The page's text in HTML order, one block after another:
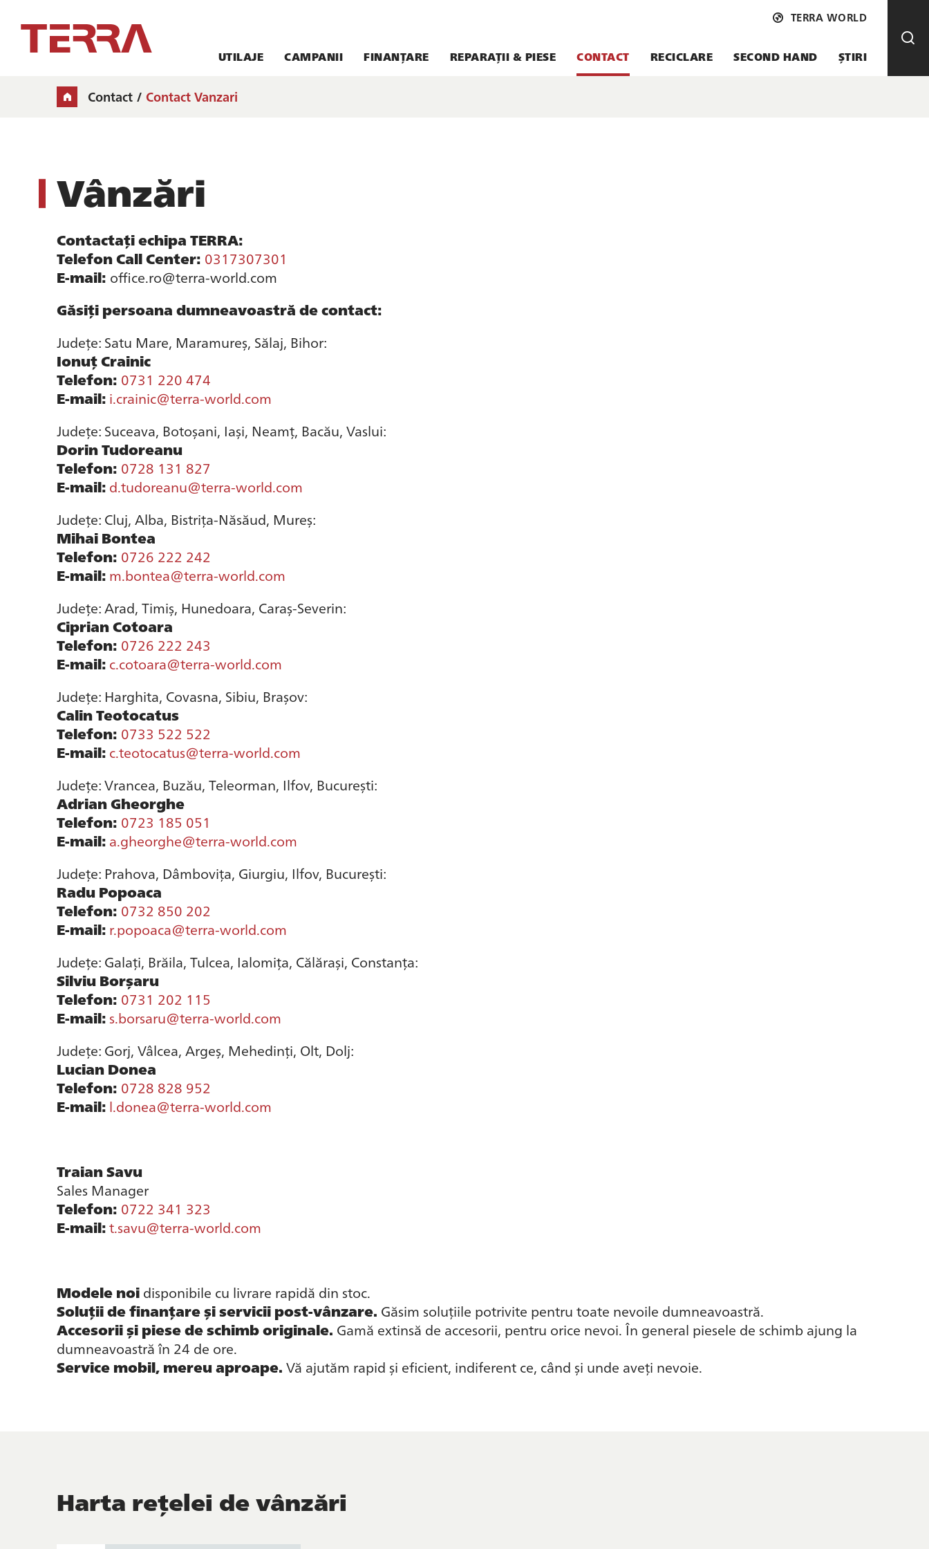
UTILAJE CAMPANII FINANȚARE REPARAȚII & PIESE CONTACT RECICLARE SECOND HAND ȘTIRI
TERRA WORLD
Contact Contact Vanzari
Vânzări
Contactați echipa TERRA:
Telefon Call Center: 0317307301
E-mail: office.ro@terra-world.com
Găsiți persoana dumneavoastră de contact:
Județe: Satu Mare, Maramureș, Sălaj, Bihor:
Ionuț Crainic
Telefon: 0731 220 474
E-mail: i.crainic@terra-world.com
Județe: Suceava, Botoșani, Iași, Neamț, Bacău, Vaslui:
Dorin Tudoreanu
Telefon: 0728 131 827
E-mail: d.tudoreanu@terra-world.com
Județe: Cluj, Alba, Bistrița-Năsăud, Mureș:
Mihai Bontea
Telefon: 0726 222 242
E-mail: m.bontea@terra-world.com
Județe: Arad, Timiș, Hunedoara, Caraș-Severin:
Ciprian Cotoara
Telefon: 0726 222 243
E-mail: c.cotoara@terra-world.com
Județe: Harghita, Covasna, Sibiu, Brașov:
Calin Teotocatus
Telefon: 0733 522 522
E-mail: c.teotocatus@terra-world.com
Județe: Vrancea, Buzău, Teleorman, Ilfov, București:
Adrian Gheorghe
Telefon: 0723 185 051
E-mail: a.gheorghe@terra-world.com
Județe: Prahova, Dâmbovița, Giurgiu, Ilfov, București:
Radu Popoaca
Telefon: 0732 850 202
E-mail: r.popoaca@terra-world.com
Județe: Galați, Brăila, Tulcea, Ialomița, Călărași, Constanța:
Silviu Borșaru
Telefon: 0731 202 115
E-mail: s.borsaru@terra-world.com
Județe: Gorj, Vâlcea, Argeș, Mehedinți, Olt, Dolj:
Lucian Donea
Telefon: 0728 828 952
E-mail: l.donea@terra-world.com
Traian Savu
Sales Manager
Telefon: 0722 341 323
E-mail:t.savu@terra-world.com
Modele noi disponibile cu livrare rapidă din stoc.
Soluții de finanțare și servicii post-vânzare. Găsim soluțiile potrivite pentru toate nevoile dumneavoastră.
Accesorii și piese de schimb originale. Gamă extinsă de accesorii, pentru orice nevoi. În general piesele de schimb ajung la
dumneavoastră în 24 de ore.
Service mobil, mereu aproape. Vă ajutăm rapid și eficient, indiferent ce, când și unde aveți nevoie.
Harta rețelei de vânzări